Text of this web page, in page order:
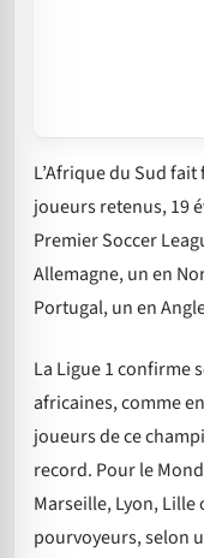
L’Afrique du Sud
joueurs retenus, 19
Premier Soccer
Allemagne, un en
Portugal, un en
La Ligue 1 confirme
africaines, comme
joueurs de ce
record. Pour le
Marseille, Lyon,
pourvoyeurs, selon